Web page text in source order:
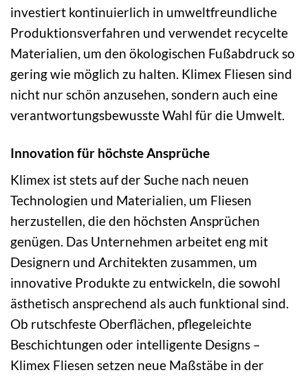
investiert kontinuierlich in umweltfreundliche
Produktionsverfahren und verwendet recycelte
Materialien, um den ökologischen Fußabdruck so
gering wie möglich zu halten. Klimex Fliesen sind
nicht nur schön anzusehen, sondern auch eine
verantwortungsbewusste Wahl für die Umwelt.
Innovation für höchste Ansprüche
Klimex ist stets auf der Suche nach neuen
Technologien und Materialien, um Fliesen
herzustellen, die den höchsten Ansprüchen
genügen. Das Unternehmen arbeitet eng mit
Designern und Architekten zusammen, um
innovative Produkte zu entwickeln, die sowohl
ästhetisch ansprechend als auch funktional sind.
Ob rutschfeste Oberflächen, pflegeleichte
Beschichtungen oder intelligente Designs –
Klimex Fliesen setzen neue Maßstäbe in der